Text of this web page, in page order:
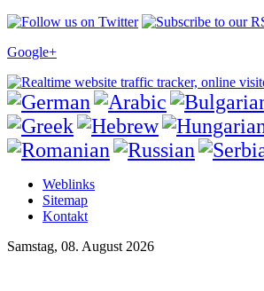
Google+
Weblinks
Sitemap
Kontakt
Samstag, 08. August 2026